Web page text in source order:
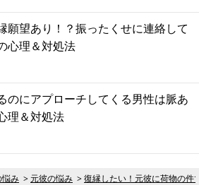
願望あり！？振ったくせに連絡して
心理＆対処法
のにアプローチしてくる男性は脈あ
理＆対処法
悩み 元彼の悩み 復縁したい！元彼に荷物の件